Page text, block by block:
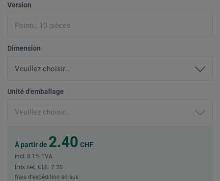
Version
Dimension
Unité d'emballage
À partir de 2.40 CHF
incl. 8.1% TVA
Prix net: CHF 2.20
frais d'expédition en sus